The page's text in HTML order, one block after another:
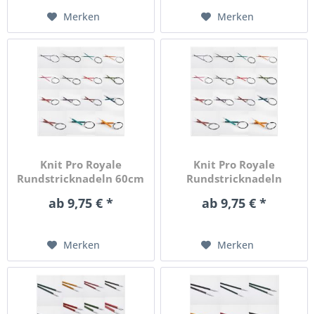
Merken Merken
Knit Pro Royale
Rundstricknadeln 60cm
ab 9,75 € *
Merken
Knit Pro Royale
Rundstricknadeln
ab 9,75 € *
Merken